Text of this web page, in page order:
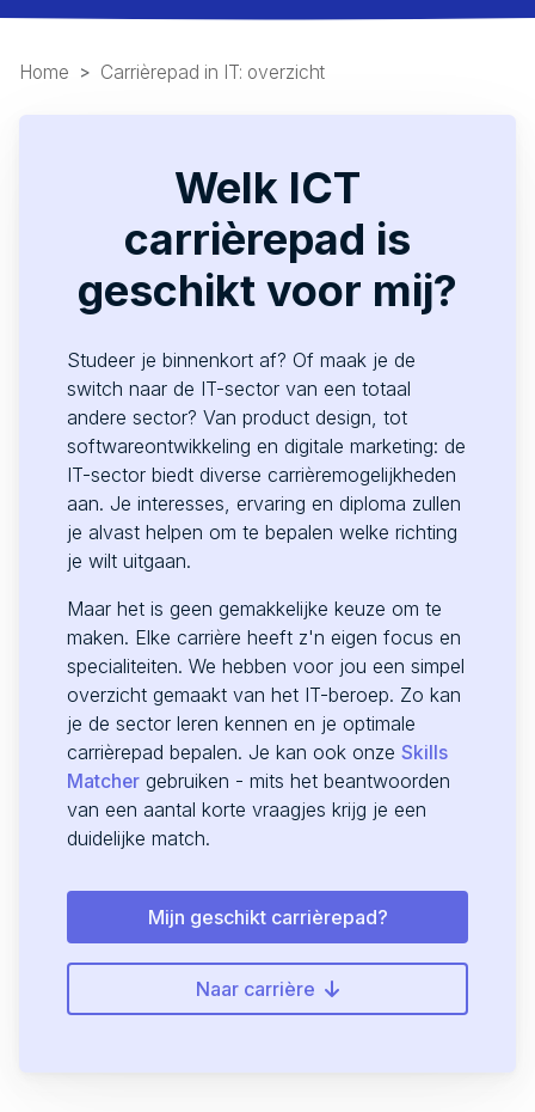
Home Carrièrepad in IT: overzicht
Welk ICT
carrièrepad is
geschikt voor mij?
Studeer je binnenkort af? Of maak je de
switch naar de IT-sector van een totaal
andere sector? Van product design, tot
softwareontwikkeling en digitale marketing: de
IT-sector biedt diverse carrièremogelijkheden
aan. Je interesses, ervaring en diploma zullen
je alvast helpen om te bepalen welke richting
je wilt uitgaan.
Maar het is geen gemakkelijke keuze om te
maken. Elke carrière heeft z'n eigen focus en
specialiteiten. We hebben voor jou een simpel
overzicht gemaakt van het IT-beroep. Zo kan
je de sector leren kennen en je optimale
carrièrepad bepalen. Je kan ook onze Skills
Matcher gebruiken - mits het beantwoorden
van een aantal korte vraagjes krijg je een
duidelijke match.
Naar carrière
Mijn geschikt carrièrepad?